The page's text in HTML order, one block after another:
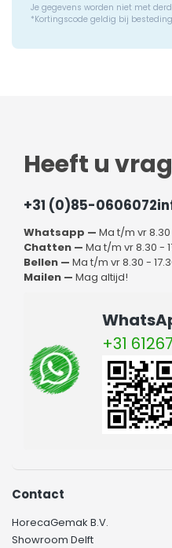
Je gegevens worden niet met
*Kortingscode geldig bij
Heeft u
+31 (0)85-0606072
Whatsapp — Ma t/m vr 8.30
Chatten — Ma t/m vr 8.30 -
Bellen — Ma t/m vr 8.30 -
Mailen — Mag altijd!
+31
Contact
HorecaGemak B.V.
Showroom Delft